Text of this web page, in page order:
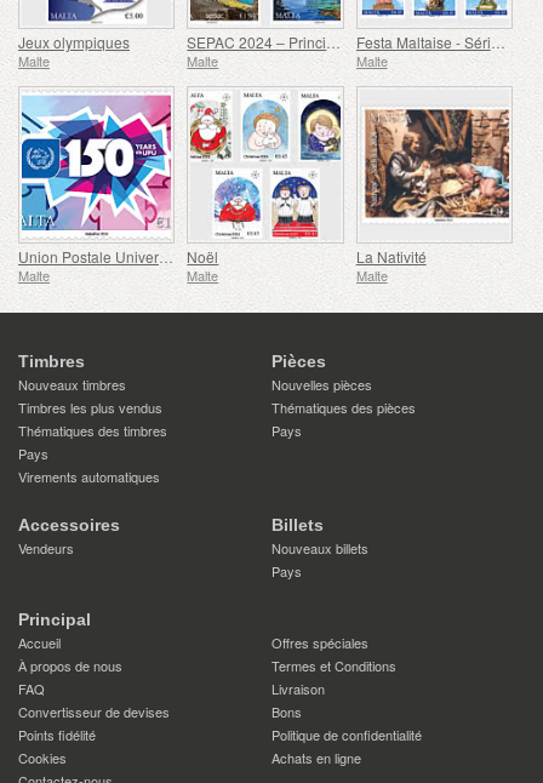
Jeux olympiques
Malte
SEPAC 2024 – Principales Attractions Touristiques
Malte
Festa Maltaise - Série VIII
Malte
Union Postale Universelle - 150e Anniversaire
Malte
Noël
Malte
La Nativité
Malte
Timbres
Nouveaux timbres
Timbres les plus vendus
Thématiques des timbres
Pays
Virements automatiques
Pièces
Nouvelles pièces
Thématiques des pièces
Pays
Accessoires
Vendeurs
Billets
Nouveaux billets
Pays
Principal
Accueil
Offres spéciales
À propos de nous
Termes et Conditions
FAQ
Livraison
Convertisseur de devises
Bons
Points fidélité
Politique de confidentialité
Cookies
Achats en ligne